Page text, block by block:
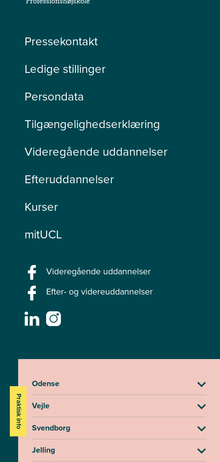
Pressekontakt
Ledige stillinger
Persondata
Tilgængelighedserklæring
Videregående uddannelser
Efteruddannelser
Kurser
mitUCL
Videregående uddannelser
Efter- og videreuddannelser
Praktisk info
Odense
Vejle
Svendborg
Jelling